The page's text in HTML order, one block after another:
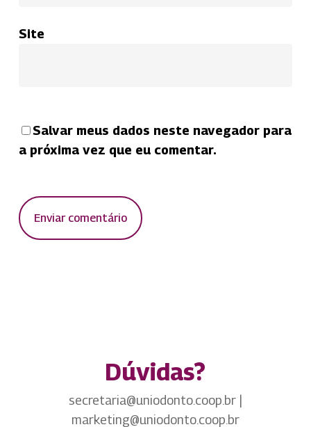
Site
Salvar meus dados neste navegador para
a próxima vez que eu comentar.
Dúvidas?
secretaria@uniodonto.coop.br |
marketing@uniodonto.coop.br